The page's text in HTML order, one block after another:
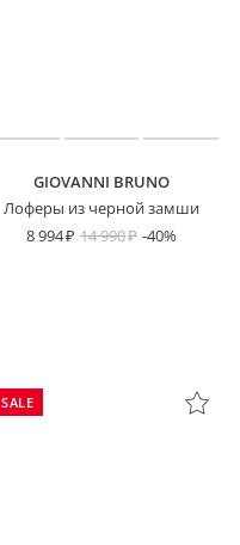
GIOVANNI BRUNO
Лоферы из черной замши
8 994
14 990 -40%
SALE